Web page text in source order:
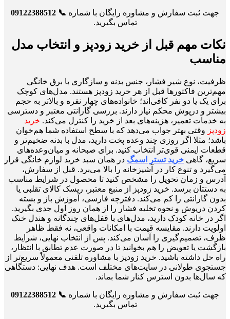
جهت ثبت سفارش و مشاوره رایگان با شماره 📞 09122388512
تماس بگیرید.
نکات مهم قبل از خرید زودپز و انتخاب مدل
مناسب
ظرفیت، نوع شیر فشار، جنس بدنه و سازگاری با برق خانگی
مهم‌ترین فاکتورها قبل از هر خرید زودپز هستند. مدل‌های کوچک
برای یک یا دو نفر کافی‌اند؛ خانواده‌های چهار نفره و بالاتر به حجم
بیشتر و درپوش محکم نیاز دارند. بررسی گارانتی معتبر و دسترسی
به خدمات تعمیر، هزینه‌های بعد از خرید را کنترل می‌کند. خرید
زودپز وقتی بهتر جواب می‌دهد که با سطح استفاده شما هم‌خوان
باشد؛ مثلا اگر روزی چند وعده پخت دارید، مدل با بدنه ضخیم‌تر و
قطعات ایمنی قوی‌تر انتخاب کنید. برای صبحانه و میان‌وعده‌های
سریع، گاهی خرید تستر اسمگ در همان سبد خرید لوازم خانگی قرار
می‌گیرد و تنوع کار در آشپزخانه را بالا می‌برد. قبل از سفارش،
آدرس و زمان تحویل را مشخص کنید تا محصول در شرایط مناسب
به دستتان برسد. خرید زودپز از منبع معتبر، ریسک کالای تقلبی یا
بدون گارانتی را کم می‌کند. دفترچه فارسی، آموزش باز و بسته
کردن درپوش و نحوه تخلیه فشار را از همان روز اول جدی بگیرید.
اگر در خانه کودک دارید، مدل‌های با قفل‌های چندگانه و هندل خنک
اولویت دارند. مقایسه قیمت با امکانات واقعی، نه فقط ظاهر
ظرف، تصمیم‌گیری را آسان می‌کند. پس از انتخاب نهایی، شرایط
بازگشت یا تعویض را هم بخوانید تا در صورت عدم تطابق با انتظار،
راه حل داشته باشید. خرید زودپز با مشاوره تلفنی معمولاً سریع‌تر از
جستجوی طولانی در سایت‌های مختلف است. هدف نهایی: دستگاهی
که سال‌ها بدون استرس کنار شما بماند.
جهت ثبت سفارش و مشاوره رایگان با شماره 📞 09122388512
تماس بگیرید.